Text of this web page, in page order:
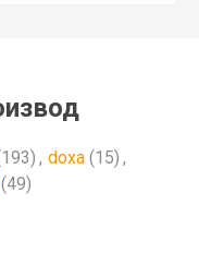
, doxa (15) ,
(49)